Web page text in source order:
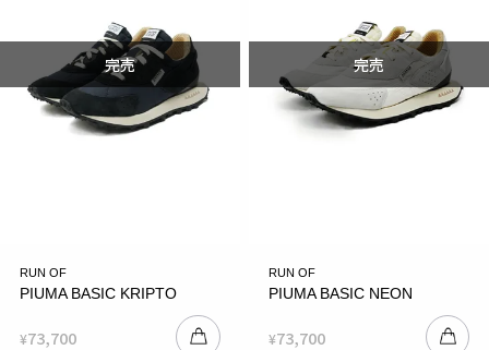
RUN OF
PIUMA BASIC KRIPTO
¥73,700
RUN OF
PIUMA BASIC NEON
¥73,700